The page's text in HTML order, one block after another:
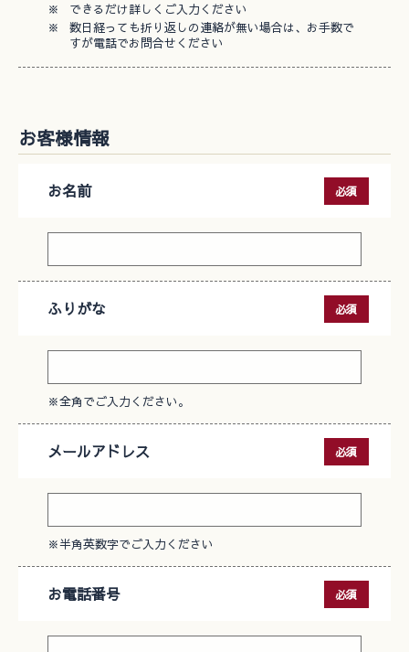
※
できるだけ詳しくご入力ください
※
数日経っても折り返しの連絡が無い場合は、お手数で
すが電話でお問合せください
お客様情報
お名前 必須
ふりがな 必須
※全角でご入力ください。
メールアドレス 必須
※半角英数字でご入力ください
お電話番号 必須